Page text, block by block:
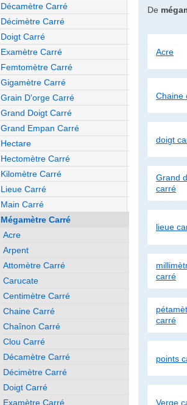
De
Acre
Chaine
doigt
Grand
carré
lieue
carré
carré
points
Verge
Décamètre Carré
Décimètre Carré
Doigt Carré
Examètre Carré
Femtomètre Carré
Gigamètre Carré
Grain D'orge Carré
Grand Doigt Carré
Grand Empan Carré
Hectare
Hectomètre Carré
Kilomètre Carré
Lieue Carré
Main Carré
Mégamètre Carré
Acre
Arpent
Attomètre Carré
Carucate
Centimètre Carré
Chaine Carré
Chaînon Carré
Clou Carré
Décamètre Carré
Décimètre Carré
Doigt Carré
Examètre Carré